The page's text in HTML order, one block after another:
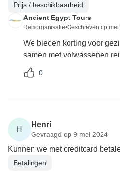
Prijs / beschikbaarheid
Ancient Egypt Tours
Reisorganisatie•Geschreven op mei
We bieden korting voor
samen met volwassenen
0
H
Henri
Gevraagd op 9 mei 2024
Kunnen we met creditcard
Betalingen